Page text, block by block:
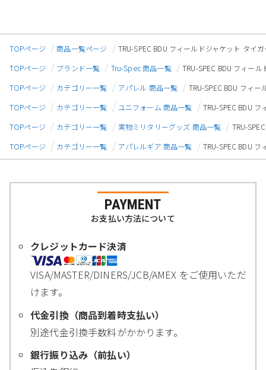
TOPページ 商品一覧ページ
TRU-SPEC BDU フィールドジャケット タイ
TOPページ
ブランド一覧 Tru-Spec 商品一覧
TRU-SPEC BDU フィー
TOPページ
カテゴリー一覧 アパレル 商品一覧
TRU-SPEC BDU フィ
TOPページ
カテゴリー一覧 ユニフォーム 商品一覧
TRU-SPEC BDU
TOPページ
カテゴリー一覧 実物ミリタリーグッズ 商品一覧
TRU-
TOPページ
カテゴリー一覧 アパレルギア 商品一覧 TRU-SPEC BDU
PAYMENT
お支払い方法について
クレジットカード決済
VISA/MASTER/DINERS/JCB/AMEX をご使用いただ
けます。
代金引換（商品到着時支払い）
別途代金引換手数料がかかります。
銀行振り込み（前払い）